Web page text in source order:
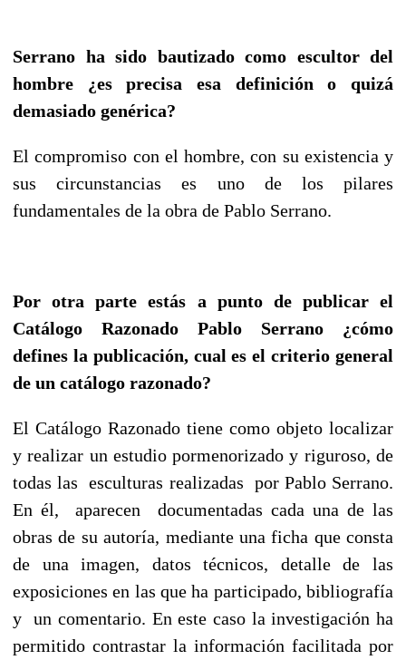
Serrano ha sido bautizado como escultor del
hombre ¿es precisa esa definición o quizá
demasiado genérica?
El compromiso con el hombre, con su existencia y
sus circunstancias es uno de los pilares
fundamentales de la obra de Pablo Serrano.
Por otra parte estás a punto de publicar el
Catálogo Razonado Pablo Serrano ¿cómo
defines la publicación, cual es el criterio general
de un catálogo razonado?
El Catálogo Razonado tiene como objeto localizar
y realizar un estudio pormenorizado y riguroso, de
todas las esculturas realizadas por Pablo Serrano.
En él, aparecen documentadas cada una de las
obras de su autoría, mediante una ficha que consta
de una imagen, datos técnicos, detalle de las
exposiciones en las que ha participado, bibliografía
y un comentario. En este caso la investigación ha
permitido contrastar la información facilitada por